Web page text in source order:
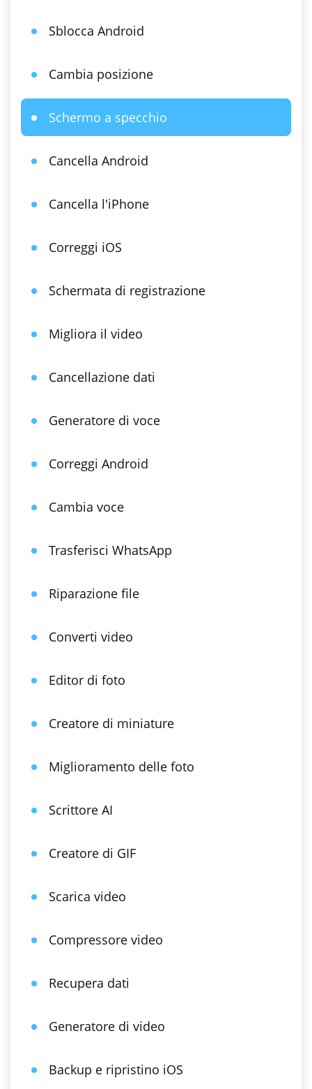
Sblocca Android
Cambia posizione
Schermo a specchio
Cancella Android
Cancella l'iPhone
Correggi iOS
Schermata di registrazione
Migliora il video
Cancellazione dati
Generatore di voce
Correggi Android
Cambia voce
Trasferisci WhatsApp
Riparazione file
Converti video
Editor di foto
Creatore di miniature
Miglioramento delle foto
Scrittore AI
Creatore di GIF
Scarica video
Compressore video
Recupera dati
Generatore di video
Backup e ripristino iOS